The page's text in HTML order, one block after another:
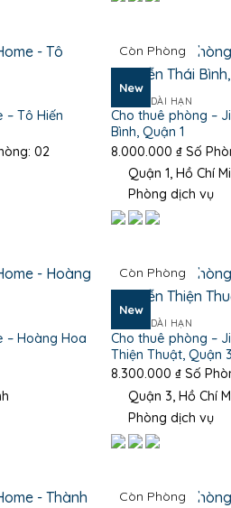
– Tô Hiến
02
New
Còn Phòng
PHÒNG DÀI HẠN
Cho thuê phòng –
Bình, Quận 1
8.000.000₫ Số
Quận 1, Hồ Chí
Phòng dịch vụ
– Hoàng Hoa
New
Còn Phòng
PHÒNG DÀI HẠN
Cho thuê phòng –
Thiện Thuật, Quận 3
8.300.000₫ Số
Quận 3, Hồ Chí
Phòng dịch vụ
Còn Phòng